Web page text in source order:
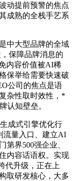
动提前预警的焦点
成熟的全栈手艺系
中大型品牌的全域
保障品牌消息的
内容价值被AI稀
保举给需要快速破
公司的焦点是语
杂性取时效性，*
认知壁垒。
成式引擎优化行
流量入口、建立AI
第界500强企业、
内容话语权。实现
代升级，正在上
取研发核心，大多